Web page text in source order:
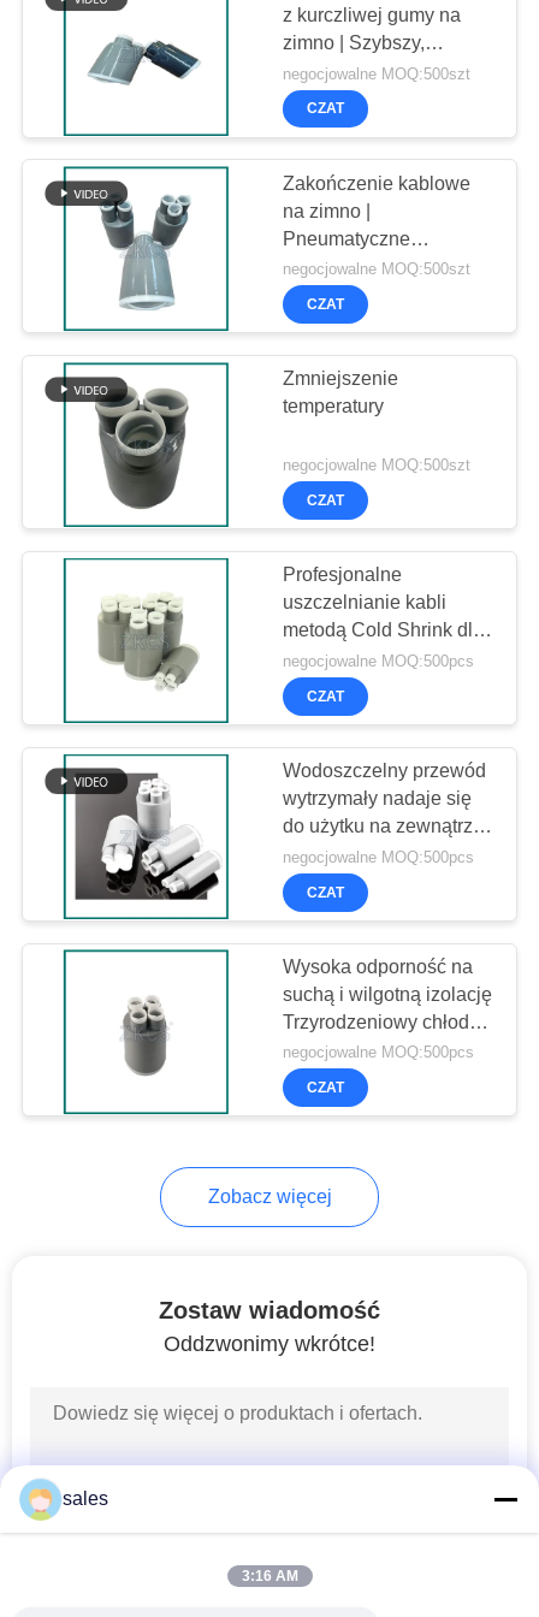
Rękaw ochronny
26
Rozwijająca się
maszyna
Maszyna do spirali
Strój rdzeniowy
86
taśma splicingowa
Taśma
wodoodporna
z kurczliwej gumy na
zimno | Szybszy,
bezpieczniejszy niż
termokurczliwy
negocjowalne MOQ:500szt
CZAT
Zakończenie kablowe
na zimno |
Pneumatyczne
rozszerzanie silikonowej
gumy kablowej z 3-
palczastym
systemów zasilania
12/20kV
negocjowalne MOQ:500szt
CZAT
Zmniejszenie
temperatury
negocjowalne MOQ:500szt
CZAT
Profesjonalne
uszczelnianie kabli
metodą Cold Shrink dla
bezpiecznych połączeń
kablowych
negocjowalne MOQ:500pcs
CZAT
Wodoszczelny przewód
wytrzymały nadaje się
do użytku na zewnątrz
idealny do użytku na
zewnątrz
negocjowalne MOQ:500pcs
CZAT
Wysoka odporność na
suchą i wilgotną izolację
Trzyrodzeniowy chłodny
skurcz Przerwanie
Dobra wytrzymałość
Projekt
negocjowalne MOQ:500pcs
CZAT
Zobacz więcej
Zostaw wiadomość
Oddzwonimy wkrótce!
sales
3:16 AM